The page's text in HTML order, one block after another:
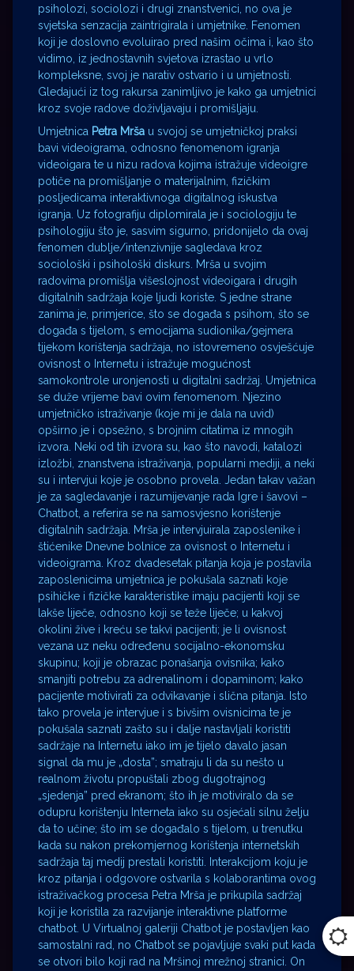
psiholozi, sociolozi i drugi znanstvenici, no ova je
svjetska senzacija zaintrigirala i umjetnike. Fenomen
koji je doslovno evoluirao pred našim očima i, kao što
vidimo, iz jednostavnih svjetova izrastao u vrlo
kompleksne, svoj je narativ ostvario i u umjetnosti.
Gledajući iz tog rakursa zanimljivo je kako ga umjetnici
kroz svoje radove doživljavaju i promišljaju.
Umjetnica Petra Mrša u svojoj se umjetničkoj praksi
bavi videoigrama, odnosno fenomenom igranja
videoigara te u nizu radova kojima istražuje videoigre
potiče na promišljanje o materijalnim, fizičkim
posljedicama interaktivnoga digitalnog iskustva
igranja. Uz fotografiju diplomirala je i sociologiju te
psihologiju što je, sasvim sigurno, pridonijelo da ovaj
fenomen dublje/intenzivnije sagledava kroz
sociološki i psihološki diskurs. Mrša u svojim
radovima promišlja višeslojnost videoigara i drugih
digitalnih sadržaja koje ljudi koriste. S jedne strane
zanima je, primjerice, što se događa s psihom, što se
događa s tijelom, s emocijama sudionika/gejmera
tijekom korištenja sadržaja, no istovremeno osvješćuje
ovisnost o Internetu i istražuje mogućnost
samokontrole uronjenosti u digitalni sadržaj. Umjetnica
se duže vrijeme bavi ovim fenomenom. Njezino
umjetničko istraživanje (koje mi je dala na uvid)
opširno je i opsežno, s brojnim citatima iz mnogih
izvora. Neki od tih izvora su, kao što navodi, katalozi
izložbi, znanstvena istraživanja, popularni mediji, a neki
su i intervjui koje je osobno provela. Jedan takav važan
je za sagledavanje i razumijevanje rada Igre i šavovi –
Chatbot, a referira se na samosvjesno korištenje
digitalnih sadržaja. Mrša je intervjuirala zaposlenike i
štićenike Dnevne bolnice za ovisnost o Internetu i
videoigrama. Kroz dvadesetak pitanja koja je postavila
zaposlenicima umjetnica je pokušala saznati koje
psihičke i fizičke karakteristike imaju pacijenti koji se
lakše liječe, odnosno koji se teže liječe; u kakvoj
okolini žive i kreću se takvi pacijenti; je li ovisnost
vezana uz neku određenu socijalno-ekonomsku
skupinu; koji je obrazac ponašanja ovisnika; kako
smanjiti potrebu za adrenalinom i dopaminom; kako
pacijente motivirati za odvikavanje i slična pitanja. Isto
tako provela je intervjue i s bivšim ovisnicima te je
pokušala saznati zašto su i dalje nastavljali koristiti
sadržaje na Internetu iako im je tijelo davalo jasan
signal da mu je „dosta”; smatraju li da su nešto u
realnom životu propuštali zbog dugotrajnog
„sjedenja” pred ekranom; što ih je motiviralo da se
odupru korištenju Interneta iako su osjećali silnu želju
da to učine; što im se događalo s tijelom, u trenutku
kada su nakon prekomjernog korištenja internetskih
sadržaja taj medij prestali koristiti. Interakcijom koju je
kroz pitanja i odgovore ostvarila s kolaborantima ovog
istraživačkog procesa Petra Mrša je prikupila sadržaj
koji je koristila za razvijanje interaktivne platforme
chatbot. U Virtualnoj galeriji Chatbot je postavljen kao
samostalni rad, no Chatbot se pojavljuje svaki put kada
se otvori bilo koji rad na Mršinoj mrežnoj stranici. On